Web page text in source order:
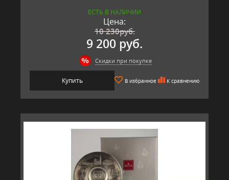
ЕСТЬ В НАЛИЧИИ
Цена:
10 230руб.
9 200 руб.
Скидки при покупке
Купить В избранное К сравнению